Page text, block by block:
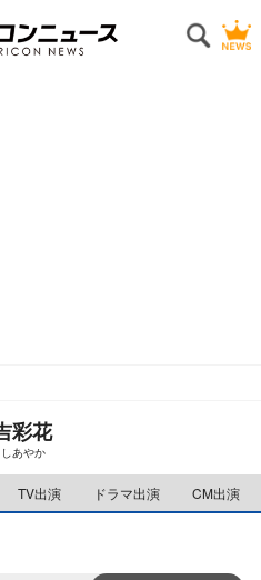
彩花
あやか
TV出演 ドラマ出演 CM出演